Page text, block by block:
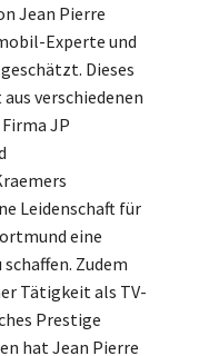
Jean Pierre
Experte und
Dieses
verschiedenen
JP
Leidenschaft für
eine
Zudem
Tätigkeit als TV-
Prestige
hat Jean Pierre